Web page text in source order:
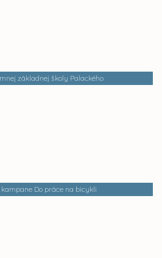
základnej školy Palackého
Do práce na bicykli